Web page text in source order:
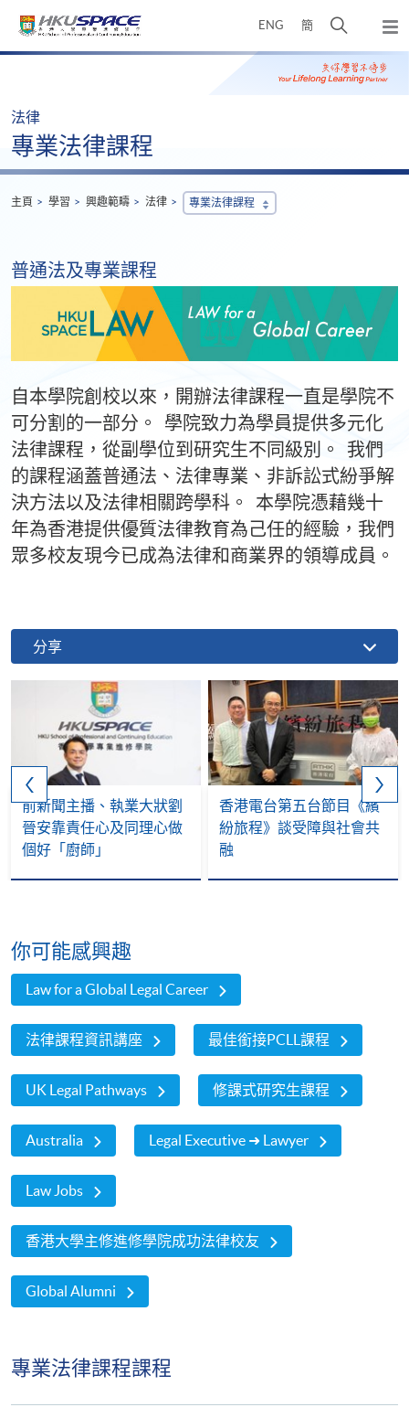
ENG 簡
開
搜
尋
彈
出
主
Main
法律
專業法律課程
主頁 學習 興趣範疇 法律 專業法律課程
普通法及專業課程
自本學院創校以來，開辦法律課程一直是學院不
可分割的一部分。 學院致力為學員提供多元化
法律課程，從副學位到研究生不同級別。 我們
的課程涵蓋普通法、法律專業、非訴訟式紛爭解
決方法以及法律相關跨學科。 本學院憑藉幾十
年為香港提供優質法律教育為己任的經驗，我們
眾多校友現今已成為法律和商業界的領導成員。
分享
前新聞主播、執業大狀劉
晉安靠責任心及同理心做
個好「廚師」
香港電台第五台節目《繽
紛旅程》談受障與社會共
融
你可能感興趣
Law for a Global Legal Career
法律課程資訊講座 最佳銜接PCLL課程
UK Legal Pathways 修課式研究生課程
Australia Legal Executive ➜ Lawyer
Law Jobs
香港大學主修進修學院成功法律校友
Global Alumni
專業法律課程課程